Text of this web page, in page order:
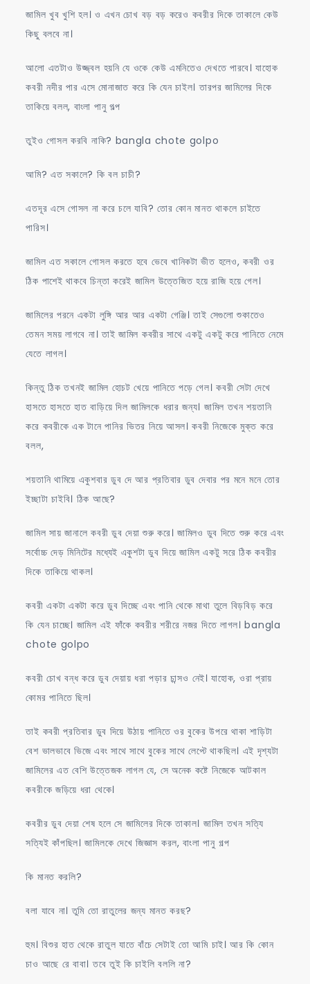
জামিল খুব খুশি হল। ও এখন চোখ বড় বড় করেও কবরীর দিকে তাকালে কেউ
কিছু বলবে না।
আলো এতটাও উজ্জ্বল হয়নি যে ওকে কেউ এমনিতেও দেখতে পারবে। যাহোক
কবরী নদীর পার এসে মোনাজাত করে কি যেন চাইল। তারপর জামিলের দিকে
তাকিয়ে বলল, বাংলা পানু গল্প
তুইও গোসল করবি নাকি? bangla chote golpo
আমি? এত সকালে? কি বল চাচী?
এতদূর এসে গোসল না করে চলে যাবি? তোর কোন মানত থাকলে চাইতে
পারিস।
জামিল এত সকালে গোসল করতে হবে ভেবে খানিকটা ভীত হলেও, কবরী ওর
ঠিক পাশেই থাকবে চিন্তা করেই জামিল উত্তেজিত হয়ে রাজি হয়ে গেল।
জামিলের পরনে একটা লুঙ্গি আর আর একটা গেঞ্জি। তাই সেগুলো শুকাতেও
তেমন সময় লাগবে না। তাই জামিল কবরীর সাথে একটু একটু করে পানিতে নেমে
যেতে লাগল।
কিন্তু ঠিক তখনই জামিল হোচট খেয়ে পানিতে পড়ে গেল। কবরী সেটা দেখে
হাসতে হাসতে হাত বাড়িয়ে দিল জামিলকে ধরার জন্য। জামিল তখন শয়তানি
করে কবরীকে এক টানে পানির ভিতর নিয়ে আসল। কবরী নিজেকে মুক্ত করে
বলল,
শয়তানি থামিয়ে একুশবার ডুব দে আর প্রতিবার ডুব দেবার পর মনে মনে তোর
ইচ্ছাটা চাইবি। ঠিক আছে?
জামিল সায় জানালে কবরী ডুব দেয়া শুরু করে। জামিলও ডুব দিতে শুরু করে এবং
সর্বোচ্চ দেড় মিনিটের মধ্যেই একুশটা ডুব দিয়ে জামিল একটু সরে ঠিক কবরীর
দিকে তাকিয়ে থাকল।
কবরী একটা একটা করে ডুব দিচ্ছে এবং পানি থেকে মাথা তুলে বিড়বিড় করে
কি যেন চাচ্ছে। জামিল এই ফাঁকে কবরীর শরীরে নজর দিতে লাগল। bangla
chote golpo
কবরী চোখ বন্ধ করে ডুব দেয়ায় ধরা পড়ার চান্সও নেই। যাহোক, ওরা প্রায়
কোমর পানিতে ছিল।
তাই কবরী প্রতিবার ডুব দিয়ে উঠায় পানিতে ওর বুকের উপরে থাকা শাড়িটা
বেশ ভালভাবে ভিজে এবং সাথে সাথে বুকের সাথে লেপ্টে থাকছিল। এই দৃশ্যটা
জামিলের এত বেশি উত্তেজক লাগল যে, সে অনেক কষ্টে নিজেকে আটকাল
কবরীকে জড়িয়ে ধরা থেকে।
কবরীর ডুব দেয়া শেষ হলে সে জামিলের দিকে তাকাল। জামিল তখন সত্যি
সত্যিই কাঁপছিল। জামিলকে দেখে জিজ্ঞাস করল, বাংলা পানু গল্প
কি মানত করলি?
বলা যাবে না। তুমি তো রাতুলের জন্য মানত করছ?
হুম। বিশুর হাত থেকে রাতুল যাতে বাঁচে সেটাই তো আমি চাই। আর কি কোন
চাও আছে রে বাবা। তবে তুই কি চাইলি বললি না?